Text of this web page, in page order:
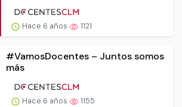
Hace 6 años 1121
#VamosDocentes – Juntos somos
más
Hace 6 años 1155